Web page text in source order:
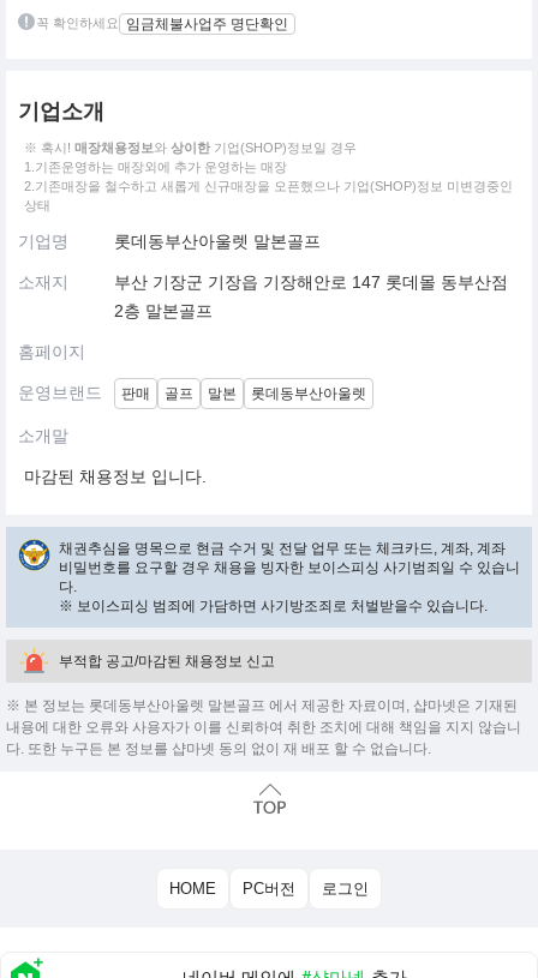
꼭 확인하세요 임금체불사업주 명단확인
기업소개
※ 혹시! 매장채용정보와 상이한 기업(SHOP)정보일 경우
1.기존운영하는 매장외에 추가 운영하는 매장
2.기존매장을 철수하고 새롭게 신규매장을 오픈했으나 기업(SHOP)정보 미변경중인
상태
기업명 롯데동부산아울렛 말본골프
소재지
부산 기장군 기장읍 기장해안로 147 롯데몰 동부산점
2층 말본골프
홈페이지
운영브랜드 판매 골프 말본 롯데동부산아울렛
소개말
마감된 채용정보 입니다.
채권추심을 명목으로 현금 수거 및 전달 업무 또는 체크카드, 계좌, 계좌
비밀번호를 요구할 경우 채용을 빙자한 보이스피싱 사기범죄일 수 있습니
다.
※ 보이스피싱 범죄에 가담하면 사기방조죄로 처벌받을수 있습니다.
부적합 공고/마감된 채용정보 신고
※ 본 정보는 롯데동부산아울렛 말본골프 에서 제공한 자료이며, 샵마넷은 기재된
내용에 대한 오류와 사용자가 이를 신뢰하여 취한 조치에 대해 책임을 지지 않습니
다. 또한 누구든 본 정보를 샵마넷 동의 없이 재 배포 할 수 없습니다.
HOME PC버전 로그인